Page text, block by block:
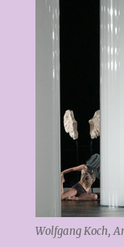
Wolfgang Koch,